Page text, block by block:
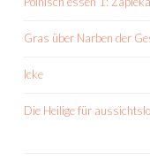
Gras über Narben der
Icke
Die Heilige für